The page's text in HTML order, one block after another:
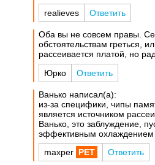
realieves Ответить
Оба вы не совсем правы.
обстоятельствам греться,
рассеивается платой, но
Юрко Ответить
Ванько написал(а):
из-за специфики, чипы
является источником
Ванько, это заблуждение,
эффективным
maxper Ответить